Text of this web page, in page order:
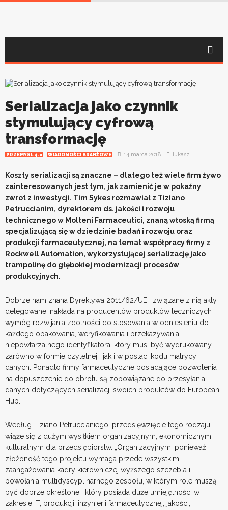
Serializacja jako czynnik
stymulujący cyfrową
transformację
PRZEMYSŁ 4.0 WIADOMOŚCI BRANŻOWE 14 marca 2018 lukasz
Koszty serializacji są znaczne – dlatego też wiele firm żywo
zainteresowanych jest tym, jak zamienić je w pokaźny
zwrot z inwestycji. Tim Sykes rozmawiał z Tiziano
Petruccianim, dyrektorem ds. jakości i rozwoju
technicznego w Molteni Farmaceutici, znaną włoską firmą
specjalizującą się w dziedzinie badań i rozwoju oraz
produkcji farmaceutycznej, na temat współpracy firmy z
Rockwell Automation, wykorzystującej serializację jako
trampolinę do głębokiej modernizacji procesów
produkcyjnych.
Dobrze nam znana Dyrektywa 2011/62/UE i związane z nią akty
delegowane, nakłada na producentów produktów leczniczych
wymóg rozwijania zdolności do stosowania w odniesieniu do
każdego opakowania, weryfikowania i przekazywania
niepowtarzalnego identyfikatora, który musi być wydrukowany
zarówno w formie czytelnej, jak i w postaci kodu matrycy
danych. Ponadto firmy farmaceutyczne posiadające pozwolenia
na dopuszczenie do obrotu są zobowiązane do przesyłania
danych dotyczących serializacji swoich produktów do European
Hub.
Według Tiziano Petruccianiego, przedsięwzięcie tego rodzaju
wiąże się z dużym wysiłkiem organizacyjnym, ekonomicznym i
kulturalnym dla przedsiębiorstw. „Organizacyjnym, ponieważ
złożoność tego projektu wymaga przede wszystkim
zaangażowania kadry kierowniczej wyższego szczebla i
powołania multidyscyplinarnego zespołu, w którym role muszą
być dobrze określone i który posiada duże umiejętności w
zakresie IT, produkcji, inżynierii farmaceutycznej, jakości,